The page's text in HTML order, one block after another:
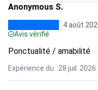
Anonymous S.
4 août
Avis vérifié
Ponctualité / amabilité
Expérience du : 28 juil. 2026